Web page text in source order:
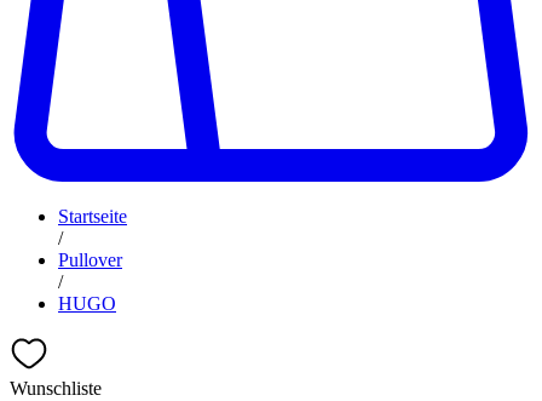
Startseite
/
Pullover
/
HUGO
Wunschliste